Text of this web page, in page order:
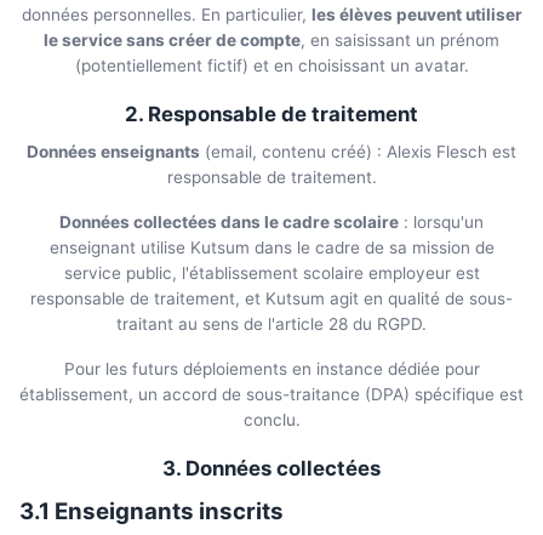
données personnelles. En particulier, les élèves peuvent utiliser
le service sans créer de compte, en saisissant un prénom
(potentiellement fictif) et en choisissant un avatar.
2. Responsable de traitement
Données enseignants (email, contenu créé) : Alexis Flesch est
responsable de traitement.
Données collectées dans le cadre scolaire : lorsqu'un
enseignant utilise Kutsum dans le cadre de sa mission de
service public, l'établissement scolaire employeur est
responsable de traitement, et Kutsum agit en qualité de sous-
traitant au sens de l'article 28 du RGPD.
Pour les futurs déploiements en instance dédiée pour
établissement, un accord de sous-traitance (DPA) spécifique est
conclu.
3. Données collectées
3.1 Enseignants inscrits